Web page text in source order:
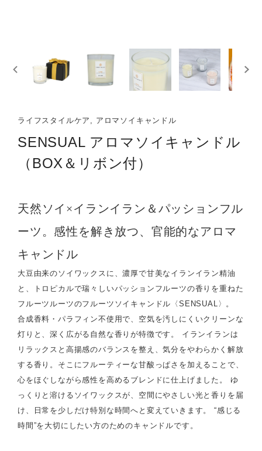
ライフスタイルケア, アロマソイキャンドル
SENSUAL アロマソイキャンドル
（BOX＆リボン付）
天然ソイ×イランイラン＆パッションフル
ーツ。感性を解き放つ、官能的なアロマ
キャンドル
大豆由来のソイワックスに、濃厚で甘美なイランイラン精油
と、トロピカルで瑞々しいパッションフルーツの香りを重ねた
フルーツルーツのフルーツソイキャンドル〈SENSUAL〉。
合成香料・パラフィン不使用で、空気を汚しにくいクリーンな
灯りと、深く広がる自然な香りが特徴です。 イランイランは
リラックスと高揚感のバランスを整え、気分をやわらかく解放
する香り。そこにフルーティーな甘酸っぱさを加えることで、
心をほぐしながら感性を高めるブレンドに仕上げました。 ゆ
っくりと溶けるソイワックスが、空間にやさしい光と香りを届
け、日常を少しだけ特別な時間へと変えていきます。 “感じる
時間”を大切にしたい方のためのキャンドルです。